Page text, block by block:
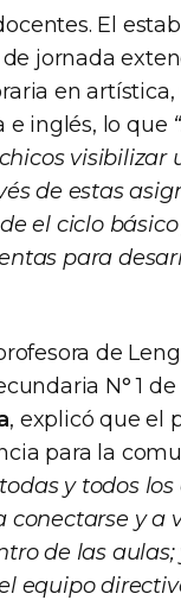
El
jornada
en
e inglés, lo que
visibilizar
de estas
el ciclo
para
de
N° 1
, explicó que el
para la
y todos
conectarse y a
de las aulas;
equipo